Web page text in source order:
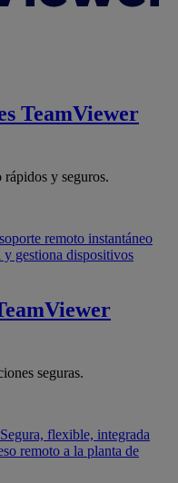
TeamViewer
y seguros.
remoto instantáneo
gestiona dispositivos
seguras.
Segura, flexible, integrada
remoto a la planta de